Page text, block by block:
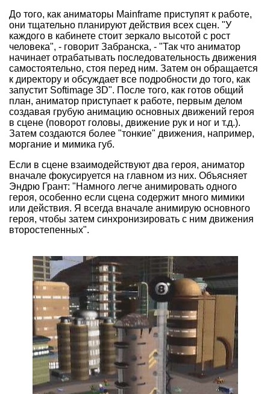
До того, как аниматоры Mainframe приступят к работе,
они тщательно планируют действия всех сцен. "У
каждого в кабинете стоит зеркало высотой с рост
человека", - говорит Забранска, - "Так что аниматор
начинает отрабатывать последовательность движения
самостоятельно, стоя перед ним. Затем он обращается
к директору и обсуждает все подробности до того, как
запустит Softimage 3D". После того, как готов общий
план, аниматор приступает к работе, первым делом
создавая грубую анимацию основных движений героя
в сцене (поворот головы, движение рук и ног и т.д.).
Затем создаются более "тонкие" движения, например,
моргание и мимика губ.
Если в сцене взаимодействуют два героя, аниматор
вначале фокусируется на главном из них. Объясняет
Эндрю Грант: "Намного легче анимировать одного
героя, особенно если сцена содержит много мимики
или действия. Я всегда вначале анимирую основного
героя, чтобы затем синхронизировать с ним движения
второстепенных".